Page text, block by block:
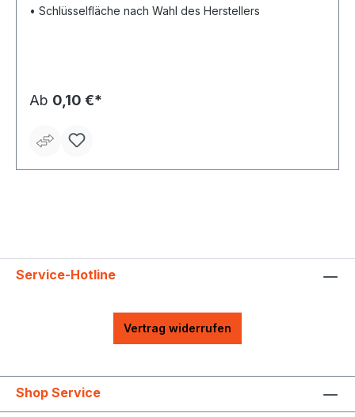
• Schlüsselfläche nach Wahl des Herstellers
Ab 0,10 €*
Service-Hotline
Vertrag widerrufen
Shop Service